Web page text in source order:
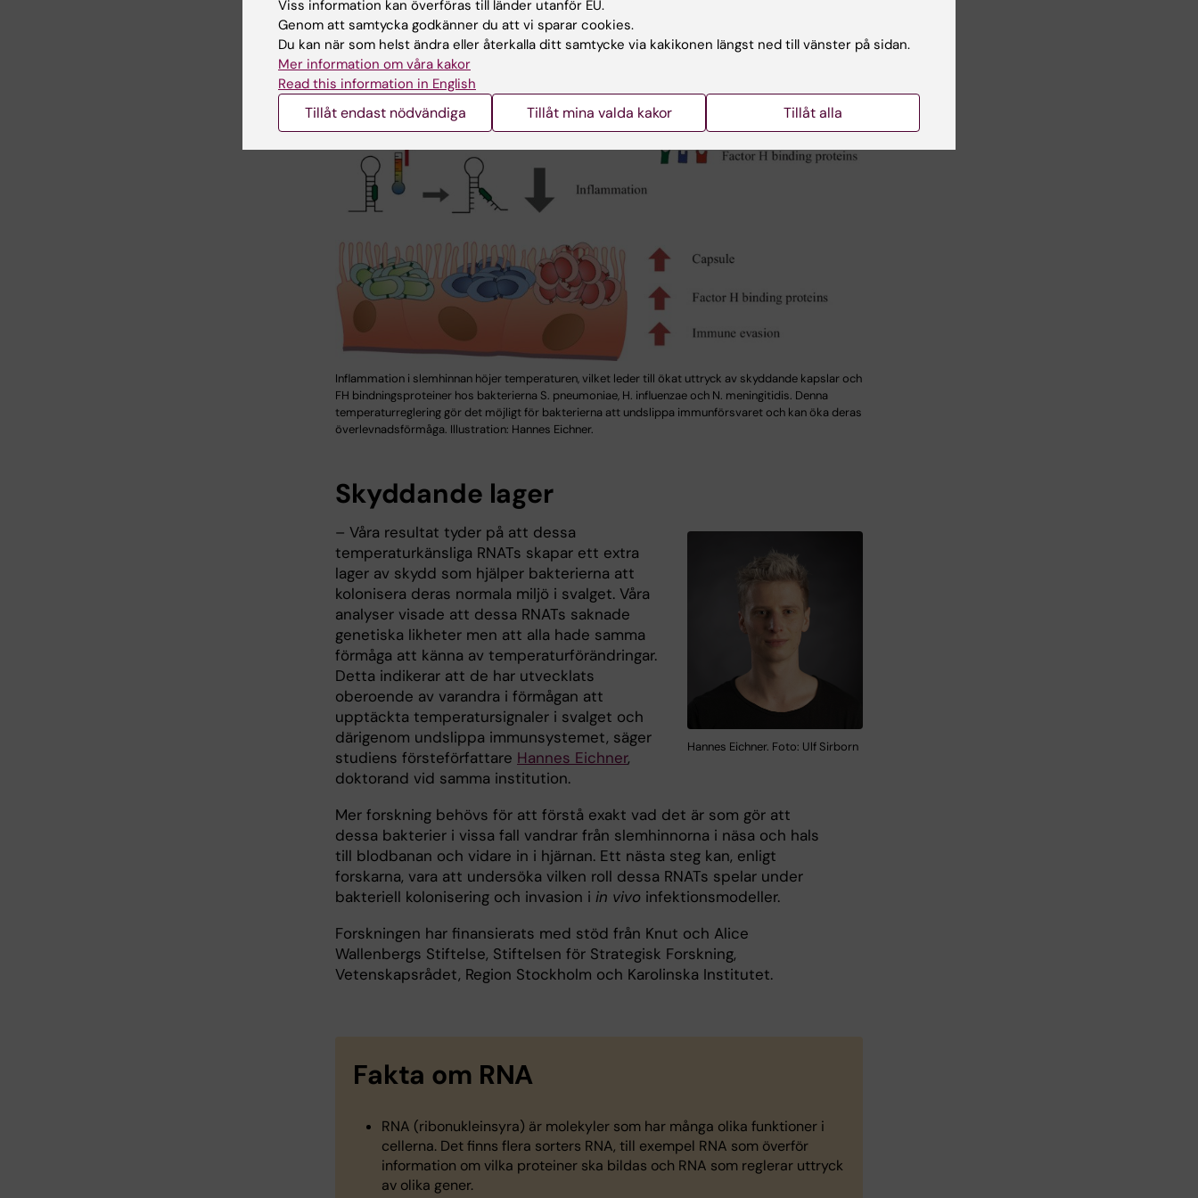
Inflammation i slemhinnan höjer temperaturen, vilket leder till ökat uttryck av skyddande kapslar och
FH bindningsproteiner hos bakterierna S. pneumoniae, H. influenzae och N. meningitidis. Denna
temperaturreglering gör det möjligt för bakterierna att undslippa immunförsvaret och kan öka deras
överlevnadsförmåga. Illustration: Hannes Eichner.
Skyddande lager
Hannes Eichner. Foto: Ulf Sirborn
– Våra resultat tyder på att dessa
temperaturkänsliga RNATs skapar ett extra
lager av skydd som hjälper bakterierna att
kolonisera deras normala miljö i svalget. Våra
analyser visade att dessa RNATs saknade
genetiska likheter men att alla hade samma
förmåga att känna av temperaturförändringar.
Detta indikerar att de har utvecklats
oberoende av varandra i förmågan att
upptäckta temperatursignaler i svalget och
därigenom undslippa immunsystemet, säger
studiens försteförfattare Hannes Eichner,
doktorand vid samma institution.
Mer forskning behövs för att förstå exakt vad det är som gör att
dessa bakterier i vissa fall vandrar från slemhinnorna i näsa och hals
till blodbanan och vidare in i hjärnan. Ett nästa steg kan, enligt
forskarna, vara att undersöka vilken roll dessa RNATs spelar under
bakteriell kolonisering och invasion i in vivo infektionsmodeller.
Forskningen har finansierats med stöd från Knut och Alice
Wallenbergs Stiftelse, Stiftelsen för Strategisk Forskning,
Vetenskapsrådet, Region Stockholm och Karolinska Institutet.
Fakta om RNA
RNA (ribonukleinsyra) är molekyler som har många olika funktioner i
cellerna. Det finns flera sorters RNA, till exempel RNA som överför
information om vilka proteiner ska bildas och RNA som reglerar uttryck
av olika gener.
Viss information kan överföras till länder utanför EU.
Genom att samtycka godkänner du att vi sparar cookies.
Du kan när som helst ändra eller återkalla ditt samtycke via kakikonen längst ned till vänster på sidan.
Mer information om våra kakor
Read this information in English
Tillåt endast nödvändiga Tillåt mina valda kakor Tillåt alla